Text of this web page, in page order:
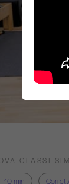
CLASSI
10 min